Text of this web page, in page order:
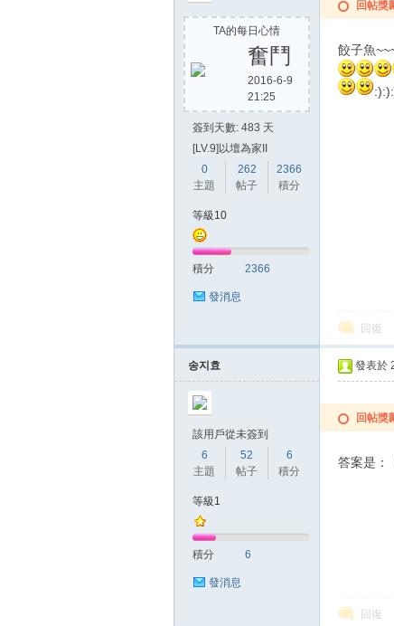
TA的每日心情
奮鬥
2016-6-9
21:25
簽到天數: 483 天
[LV.9]以壇為家II
0
主題
262
帖子
2366
積分
等級10
積分 2366
發消息
回帖獎
餃子魚
回復
송지효
該用戶從未簽到
6
主題
52
帖子
6
積分
等級1
積分 6
發消息
發表於
回帖獎
答案是：
回復